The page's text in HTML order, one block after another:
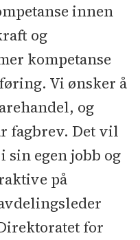
innen
og
kompetanse
Vi ønsker å
og
fagbrev. Det vil
egen jobb og
på
for